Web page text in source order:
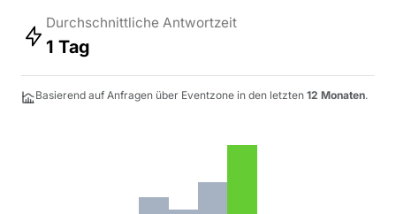
Durchschnittliche Antwortzeit
1 Tag
Basierend auf Anfragen über Eventzone in den letzten 12 Monaten.